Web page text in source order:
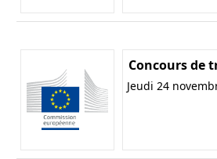
Concours de
Jeudi 24